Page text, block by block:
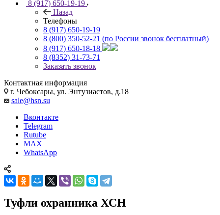
8 (917) 650-19-19
Назад
Телефоны
8 (917) 650-19-19
8 (800) 350-52-21 (по России звонок бесплатный)
8 (917) 650-18-18
8 (8352) 31-73-71
Заказать звонок
Контактная информация
г. Чебоксары, ул. Энтузиастов, д.18
sale@hsn.su
Вконтакте
Telegram
Rutube
MAX
WhatsApp
Туфли охранника ХСН